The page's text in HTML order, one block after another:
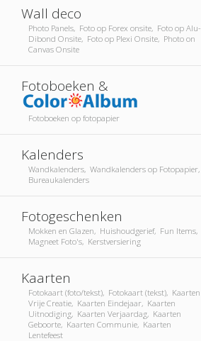
Wall deco
Photo Panels, Foto op Forex onsite, Foto op Alu-
Dibond Onsite, Foto op Plexi Onsite, Photo on
Canvas Onsite
Fotoboeken &
Fotoboeken op fotopapier
Kalenders
Wandkalenders, Wandkalenders op Fotopapier,
Bureaukalenders
Fotogeschenken
Mokken en Glazen, Huishoudgerief, Fun Items,
Magneet Foto's, Kerstversiering
Kaarten
Fotokaart (foto/tekst), Fotokaart (tekst), Kaarten
Vrije Creatie, Kaarten Eindejaar, Kaarten
Uitnodiging, Kaarten Verjaardag, Kaarten
Geboorte, Kaarten Communie, Kaarten
Lentefeest